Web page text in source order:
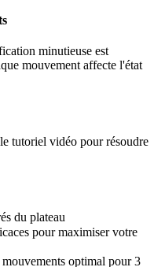
minutieuse est
mouvement affecte l'état
tutoriel vidéo pour résoudre
du plateau
pour maximiser votre
optimal pour 3